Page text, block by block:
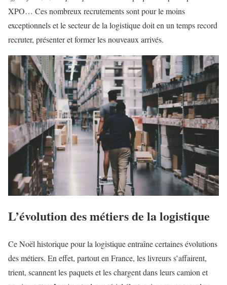
XPO… Ces nombreux recrutements sont pour le moins
exceptionnels et le secteur de la logistique doit en un temps record
recruter, présenter et former les nouveaux arrivés.
L’évolution des métiers de la logistique
Ce Noël historique pour la logistique entraîne certaines évolutions
des métiers. En effet, partout en France, les livreurs s’affairent,
trient, scannent les paquets et les chargent dans leurs camion et